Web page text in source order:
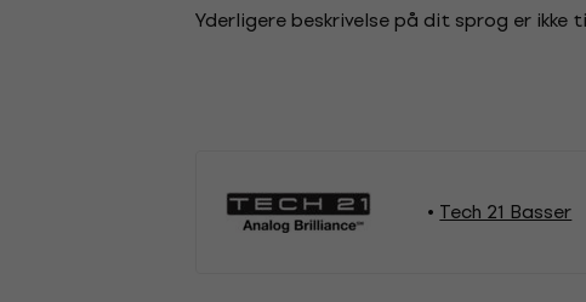
Yderligere beskrivelse på dit sprog er ikke
Tech 21 Basser